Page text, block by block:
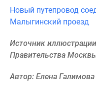
калькулятор
Семейная
Военная
ипотека
Новый путепровод
Малыгинский проезд
Источник
Правительства
Автор: Елена Галимова